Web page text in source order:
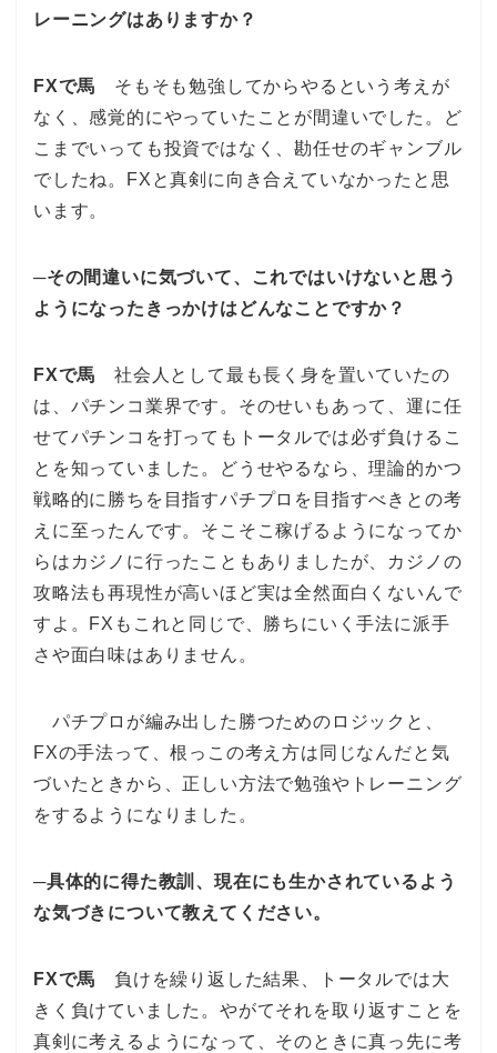
レーニングはありますか？
FXで馬 そもそも勉強してからやるという考えが
なく、感覚的にやっていたことが間違いでした。ど
こまでいっても投資ではなく、勘任せのギャンブル
でしたね。FXと真剣に向き合えていなかったと思
います。
─その間違いに気づいて、これではいけないと思う
ようになったきっかけはどんなことですか？
FXで馬 社会人として最も長く身を置いていたの
は、パチンコ業界です。そのせいもあって、運に任
せてパチンコを打ってもトータルでは必ず負けるこ
とを知っていました。どうせやるなら、理論的かつ
戦略的に勝ちを目指すパチプロを目指すべきとの考
えに至ったんです。そこそこ稼げるようになってか
らはカジノに行ったこともありましたが、カジノの
攻略法も再現性が高いほど実は全然面白くないんで
すよ。FXもこれと同じで、勝ちにいく手法に派手
さや面白味はありません。
パチプロが編み出した勝つためのロジックと、
FXの手法って、根っこの考え方は同じなんだと気
づいたときから、正しい方法で勉強やトレーニング
をするようになりました。
─具体的に得た教訓、現在にも生かされているよう
な気づきについて教えてください。
FXで馬 負けを繰り返した結果、トータルでは大
きく負けていました。やがてそれを取り返すことを
真剣に考えるようになって、そのときに真っ先に考